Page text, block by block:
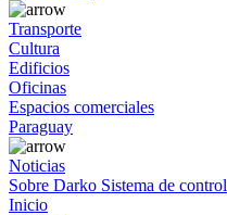
Transporte
Cultura
Edificios
Oficinas
Espacios comerciales
Paraguay
Noticias
Sobre Darko Sistema de control
Inicio